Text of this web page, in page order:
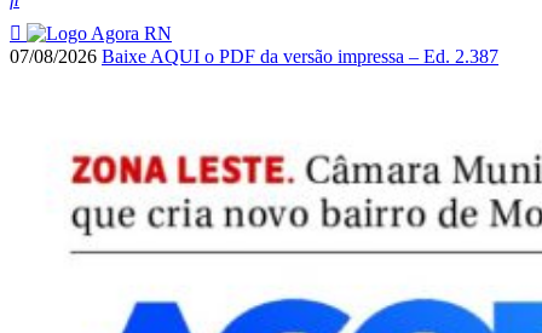
07/08/2026 Baixe AQUI o PDF da versão impressa – Ed. 2.387